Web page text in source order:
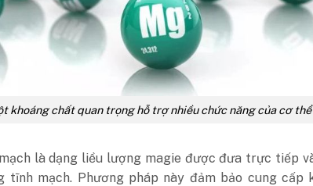
khoáng chất quan trọng hỗ trợ nhiều chức năng của cơ thể
là dạng liều lượng magie được đưa trực tiếp
tĩnh mạch. Phương pháp này đảm bảo cung cấp